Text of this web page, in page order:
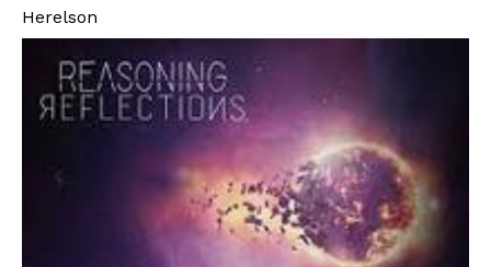
Herelson